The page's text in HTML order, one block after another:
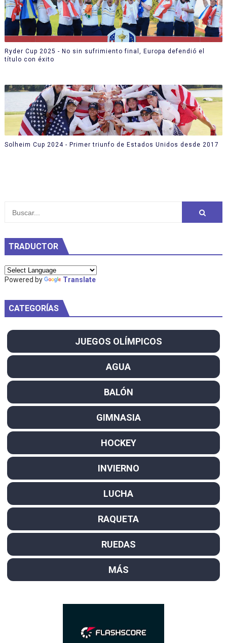
Ryder Cup 2025 - No sin sufrimiento final, Europa defendió el
título con éxito
Solheim Cup 2024 - Primer triunfo de Estados Unidos desde 2017
TRADUCTOR
Powered by Translate
CATEGORÍAS
JUEGOS OLÍMPICOS
AGUA
BALÓN
GIMNASIA
HOCKEY
INVIERNO
LUCHA
RAQUETA
RUEDAS
MÁS